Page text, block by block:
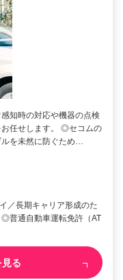
知時の対応や機器の点検
任せします。 ◎セコムの
を未然に防ぐため…
／長期キャリア形成のた
普通自動車運転免許（AT
る